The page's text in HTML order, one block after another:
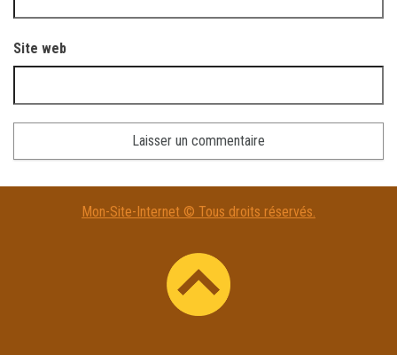
Site web
A
Mon-Site-Internet © Tous droits réservés.